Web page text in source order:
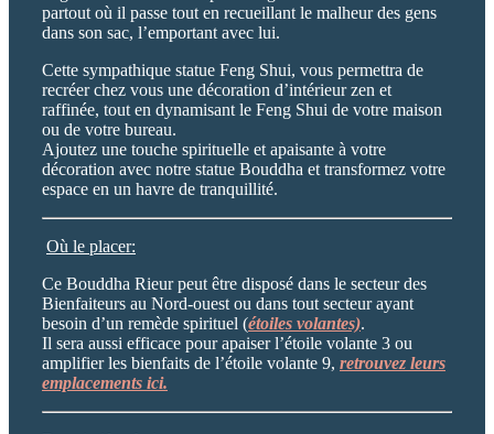
partout où il passe tout en recueillant le malheur des gens
dans son sac, l’emportant avec lui.
Cette sympathique statue Feng Shui, vous permettra de
recréer chez vous une décoration d’intérieur zen et
raffinée, tout en dynamisant le Feng Shui de votre maison
ou de votre bureau.
Ajoutez une touche spirituelle et apaisante à votre
décoration avec notre statue Bouddha et transformez votre
espace en un havre de tranquillité.
Où le placer:
Ce Bouddha Rieur peut être disposé dans le secteur des
Bienfaiteurs au Nord-ouest ou dans tout secteur ayant
besoin d’un remède spirituel (étoiles volantes).
Il sera aussi efficace pour apaiser l’étoile volante 3 ou
amplifier les bienfaits de l’étoile volante 9, retrouvez leurs
emplacements ici.